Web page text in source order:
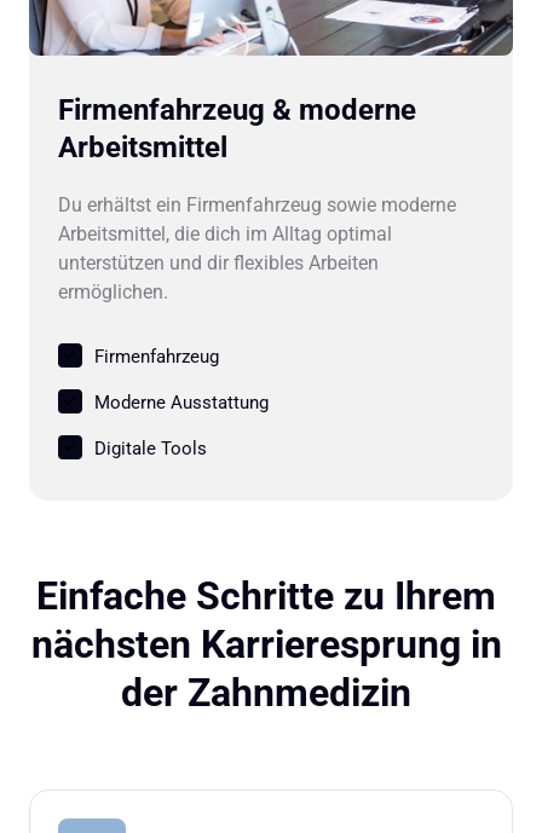
Firmenfahrzeug & moderne
Arbeitsmittel
Du erhältst ein Firmenfahrzeug sowie moderne
Arbeitsmittel, die dich im Alltag optimal
unterstützen und dir flexibles Arbeiten
ermöglichen.
Firmenfahrzeug
Moderne Ausstattung
Digitale Tools
Einfache Schritte zu Ihrem
nächsten Karrieresprung in
der Zahnmedizin